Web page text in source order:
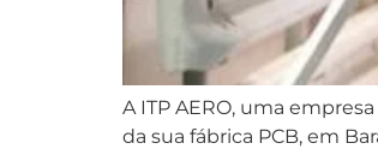
A ITP AERO, uma
da sua fábrica PCB, em